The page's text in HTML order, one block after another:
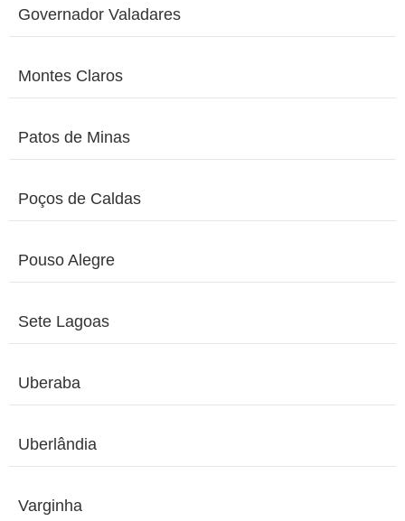
Governador Valadares
Montes Claros
Patos de Minas
Poços de Caldas
Pouso Alegre
Sete Lagoas
Uberaba
Uberlândia
Varginha